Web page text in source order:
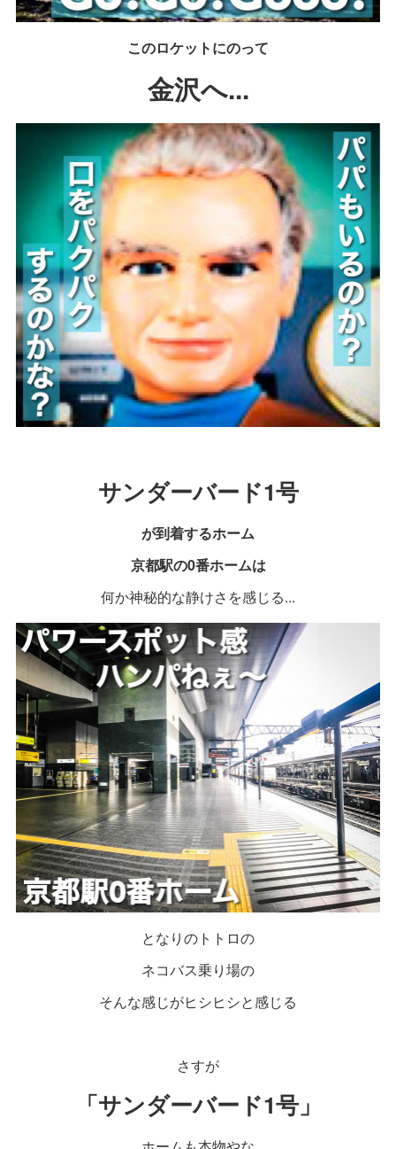
このロケットにのって
金沢へ...
サンダーバード1号
が到着するホーム
京都駅の0番ホームは
何か神秘的な静けさを感じる...
となりのトトロの
ネコバス乗り場の
そんな感じがヒシヒシと感じる
さすが
「サンダーバード1号」